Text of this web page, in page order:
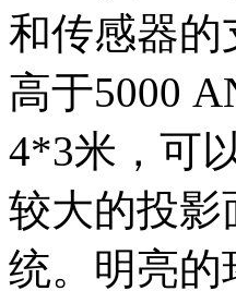
和传感器的
高于5000
4*3米，可
较大的投影
统。明亮的